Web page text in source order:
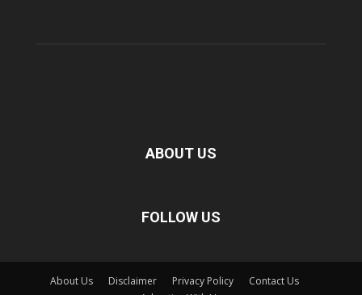
ABOUT US
FOLLOW US
About Us Disclaimer Privacy Policy
Contact Us